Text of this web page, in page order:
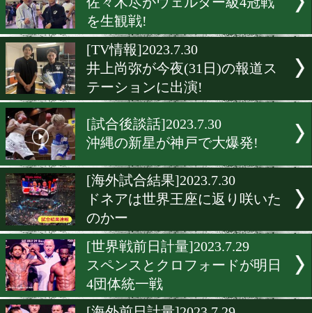
[試合後談話]2023.7.30
中日本もバンタム級が熱い!
[海外試合結果]2023.7.30
佐々木尽がウェルター級4
[TV情報]2023.7.30
井上尚弥が今夜(31日)の報
テーションに出演!
[試合後談話]2023.7.30
沖縄の新星が神戸で大爆発!